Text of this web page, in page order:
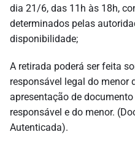
dia 21/6, das 11h às 18h,
determinados pelas
disponibilidade;
A retirada poderá ser feita
responsável legal do menor
apresentação de
responsável e do menor.
Autenticada).